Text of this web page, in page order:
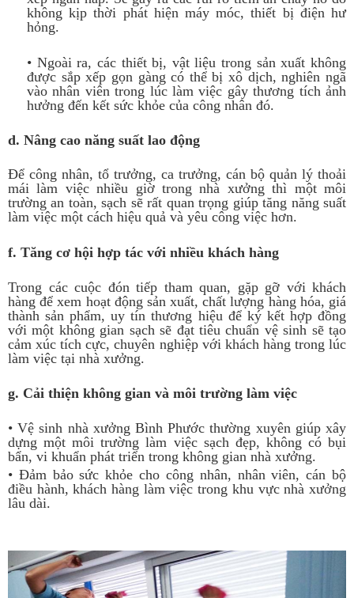
không kịp thời phát hiện máy móc, thiết bị điện hư
hỏng.
• Ngoài ra, các thiết bị, vật liệu trong sản xuất không
được sắp xếp gọn gàng có thể bị xô dịch, nghiên ngã
vào nhân viên trong lúc làm việc gây thương tích ảnh
hưởng đến kết sức khỏe của công nhân đó.
d. Nâng cao năng suất lao động
Để công nhân, tổ trưởng, ca trưởng, cán bộ quản lý thoải
mái làm việc nhiều giờ trong nhà xưởng thì một môi
trường an toàn, sạch sẽ rất quan trọng giúp tăng năng suất
làm việc một cách hiệu quả và yêu công việc hơn.
f. Tăng cơ hội hợp tác với nhiều khách hàng
Trong các cuộc đón tiếp tham quan, gặp gỡ với khách
hàng để xem hoạt động sản xuất, chất lượng hàng hóa, giá
thành sản phẩm, uy tín thương hiệu để ký kết hợp đồng
với một không gian sạch sẽ đạt tiêu chuẩn vệ sinh sẽ tạo
cảm xúc tích cực, chuyên nghiệp với khách hàng trong lúc
làm việc tại nhà xưởng.
g. Cải thiện không gian và môi trường làm việc
• Vệ sinh nhà xưởng Bình Phước thường xuyên giúp xây
dựng một môi trường làm việc sạch đẹp, không có bụi
bẩn, vi khuẩn phát triển trong không gian nhà xưởng.
• Đảm bảo sức khỏe cho công nhân, nhân viên, cán bộ
điều hành, khách hàng làm việc trong khu vực nhà xưởng
lâu dài.